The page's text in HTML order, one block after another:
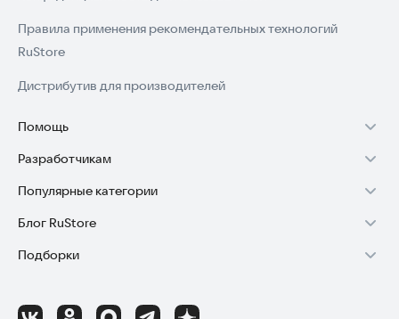
Правила применения рекомендательных технологий
RuStore
Дистрибутив для производителей
Помощь
Установка RuStore на TV
Установка RuStore на телефон
Установка RuStore в машину
Помощь пользователям RuStore
Разработчикам
Зарабатывать с RuStore
Стать разработчиком
Доступ к RuStore Консоль
Популярные категории
Игры для Android
Приложения банков
Блог RuStore
Обзоры игр для Android 2025
Подборки